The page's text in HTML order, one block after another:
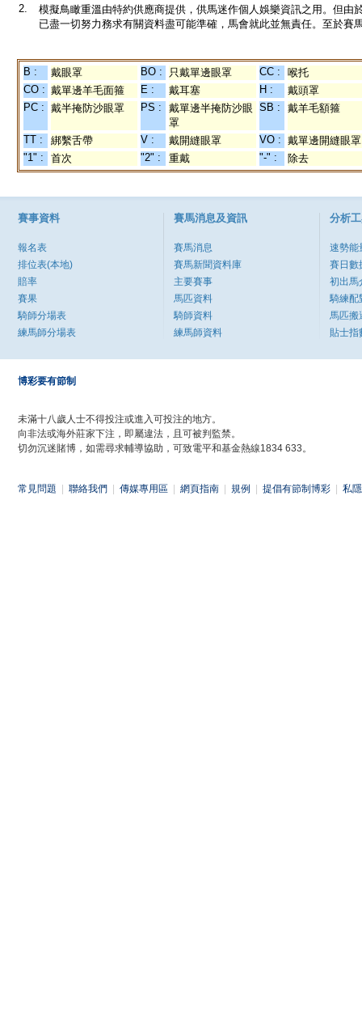
2.
模擬鳥瞰重溫由特約供應商提供，供馬迷作個人娛樂資訊之用。但
已盡一切努力務求有關資料盡可能準確，馬會就此並無責任。至於賽
B : 戴眼罩 BO : 只戴單邊眼罩 CC :
喉托
CO : 戴單邊羊毛面箍 E : 戴耳塞 H :
戴頭罩
PC : 戴半掩防沙眼罩 PS :
戴單邊半掩防沙眼
罩
SB : 戴羊毛額箍
TT : 綁繫舌帶 V : 戴開縫眼罩 VO : 戴單邊開縫眼罩
"1" :
首次 "2" : 重戴 "-" : 除去
賽事資料
報名表
排位表(本地)
賠率
賽果
騎師分場表
練馬師分場表
賽馬消息及資訊
賽馬消息
賽馬新聞資料庫
主要賽事
馬匹資料
騎師資料
練馬師資料
分析
速勢能
賽日數
初出馬
騎練配
馬匹搬
貼士指
博彩要有節制
未滿十八歲人士不得投注或進入可投注的地方。
向非法或海外莊家下注，即屬違法，且可被判監禁。
切勿沉迷賭博，如需尋求輔導協助，可致電平和基金熱線1834 633。
常見問題 聯絡我們 傳媒專用區 網頁指南 規例 提倡有節制博彩 私